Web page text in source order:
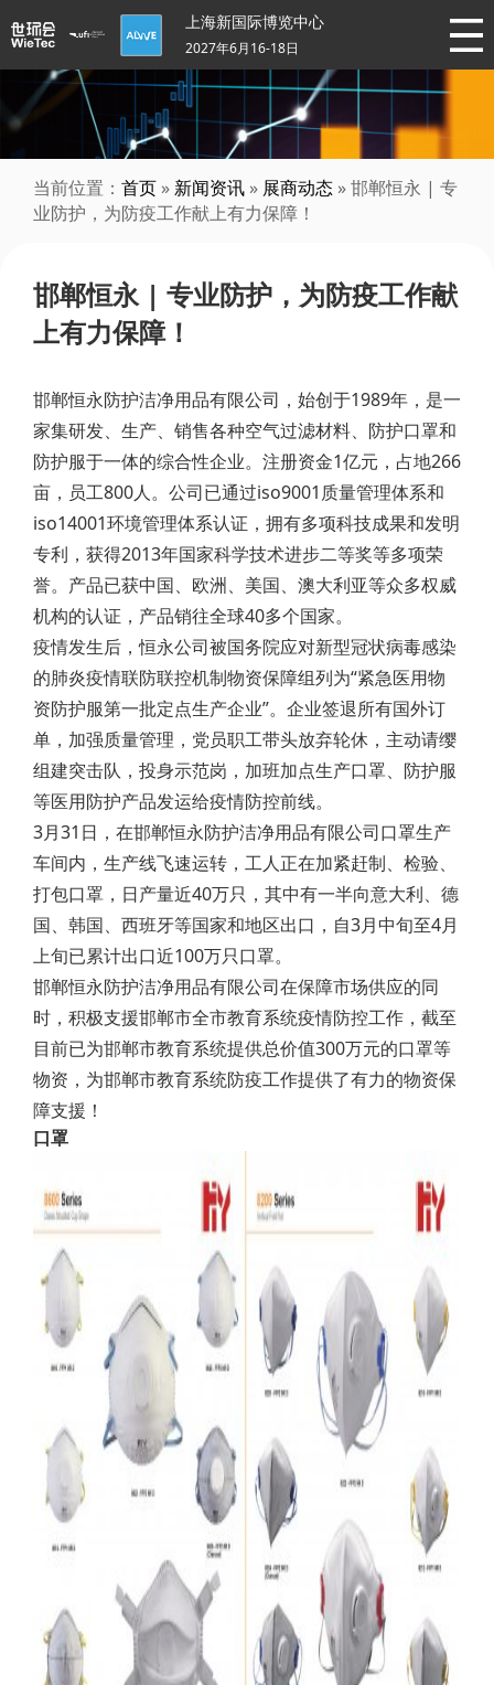
上海新国际博览中心
2027年6月16-18日
当前位置： 首页 » 新闻资讯 » 展商动态 » 邯郸恒永 | 专
业防护，为防疫工作献上有力保障！
邯郸恒永 | 专业防护，为防疫工作献
上有力保障！
邯郸恒永防护洁净用品有限公司，始创于1989年，是一
家集研发、生产、销售各种空气过滤材料、防护口罩和
防护服于一体的综合性企业。注册资金1亿元，占地266
亩，员工800人。公司已通过iso9001质量管理体系和
iso14001环境管理体系认证，拥有多项科技成果和发明
专利，获得2013年国家科学技术进步二等奖等多项荣
誉。产品已获中国、欧洲、美国、澳大利亚等众多权威
机构的认证，产品销往全球40多个国家。
疫情发生后，恒永公司被国务院应对新型冠状病毒感染
的肺炎疫情联防联控机制物资保障组列为“紧急医用物
资防护服第一批定点生产企业”。企业签退所有国外订
单，加强质量管理，党员职工带头放弃轮休，主动请缨
组建突击队，投身示范岗，加班加点生产口罩、防护服
等医用防护产品发运给疫情防控前线。
3月31日，在邯郸恒永防护洁净用品有限公司口罩生产
车间内，生产线飞速运转，工人正在加紧赶制、检验、
打包口罩，日产量近40万只，其中有一半向意大利、德
国、韩国、西班牙等国家和地区出口，自3月中旬至4月
上旬已累计出口近100万只口罩。
邯郸恒永防护洁净用品有限公司在保障市场供应的同
时，积极支援邯郸市全市教育系统疫情防控工作，截至
目前已为邯郸市教育系统提供总价值300万元的口罩等
物资，为邯郸市教育系统防疫工作提供了有力的物资保
障支援！
口罩